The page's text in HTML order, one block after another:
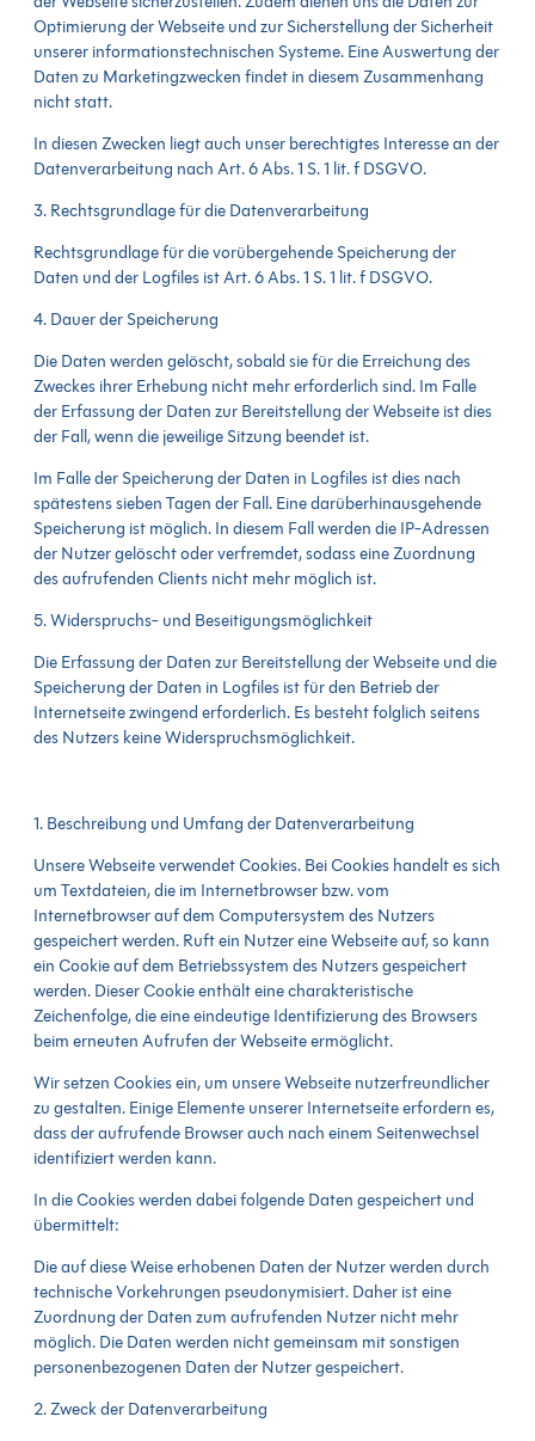
Optimierung der Webseite und zur Sicherstellung der Sicherheit
unserer informationstechnischen Systeme. Eine Auswertung der
Daten zu Marketingzwecken findet in diesem Zusammenhang
nicht statt.
In diesen Zwecken liegt auch unser berechtigtes Interesse an der
Datenverarbeitung nach Art. 6 Abs. 1 S. 1 lit. f DSGVO.
3. Rechtsgrundlage für die Datenverarbeitung
Rechtsgrundlage für die vorübergehende Speicherung der
Daten und der Logfiles ist Art. 6 Abs. 1 S. 1 lit. f DSGVO.
4. Dauer der Speicherung
Die Daten werden gelöscht, sobald sie für die Erreichung des
Zweckes ihrer Erhebung nicht mehr erforderlich sind. Im Falle
der Erfassung der Daten zur Bereitstellung der Webseite ist dies
der Fall, wenn die jeweilige Sitzung beendet ist.
Im Falle der Speicherung der Daten in Logfiles ist dies nach
spätestens sieben Tagen der Fall. Eine darüberhinausgehende
Speicherung ist möglich. In diesem Fall werden die IP-Adressen
der Nutzer gelöscht oder verfremdet, sodass eine Zuordnung
des aufrufenden Clients nicht mehr möglich ist.
5. Widerspruchs- und Beseitigungsmöglichkeit
Die Erfassung der Daten zur Bereitstellung der Webseite und die
Speicherung der Daten in Logfiles ist für den Betrieb der
Internetseite zwingend erforderlich. Es besteht folglich seitens
des Nutzers keine Widerspruchsmöglichkeit.
1. Beschreibung und Umfang der Datenverarbeitung
Unsere Webseite verwendet Cookies. Bei Cookies handelt es sich
um Textdateien, die im Internetbrowser bzw. vom
Internetbrowser auf dem Computersystem des Nutzers
gespeichert werden. Ruft ein Nutzer eine Webseite auf, so kann
ein Cookie auf dem Betriebssystem des Nutzers gespeichert
werden. Dieser Cookie enthält eine charakteristische
Zeichenfolge, die eine eindeutige Identifizierung des Browsers
beim erneuten Aufrufen der Webseite ermöglicht.
Wir setzen Cookies ein, um unsere Webseite nutzerfreundlicher
zu gestalten. Einige Elemente unserer Internetseite erfordern es,
dass der aufrufende Browser auch nach einem Seitenwechsel
identifiziert werden kann.
In die Cookies werden dabei folgende Daten gespeichert und
übermittelt:
Die auf diese Weise erhobenen Daten der Nutzer werden durch
technische Vorkehrungen pseudonymisiert. Daher ist eine
Zuordnung der Daten zum aufrufenden Nutzer nicht mehr
möglich. Die Daten werden nicht gemeinsam mit sonstigen
personenbezogenen Daten der Nutzer gespeichert.
2. Zweck der Datenverarbeitung